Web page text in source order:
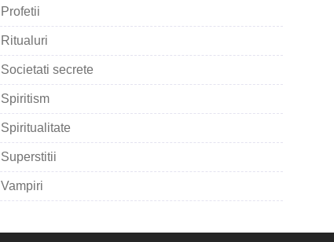
Profetii
Ritualuri
Societati secrete
Spiritism
Spiritualitate
Superstitii
Vampiri